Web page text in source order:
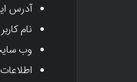
آدرس
نام
وب